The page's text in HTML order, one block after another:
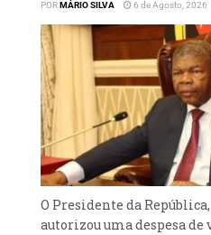
PORMÁRIO SILVA 6 de Agosto, 2026
O Presidente da
autorizou uma despesa